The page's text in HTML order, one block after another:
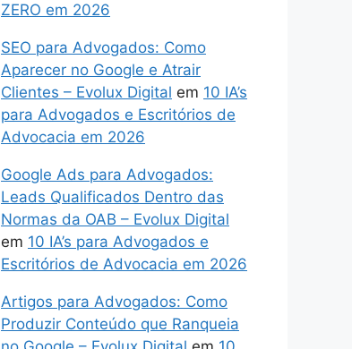
ZERO em 2026
SEO para Advogados: Como
Aparecer no Google e Atrair
Clientes – Evolux Digital em 10 IA’s
para Advogados e Escritórios de
Advocacia em 2026
Google Ads para Advogados:
Leads Qualificados Dentro das
Normas da OAB – Evolux Digital
em 10 IA’s para Advogados e
Escritórios de Advocacia em 2026
Artigos para Advogados: Como
Produzir Conteúdo que Ranqueia